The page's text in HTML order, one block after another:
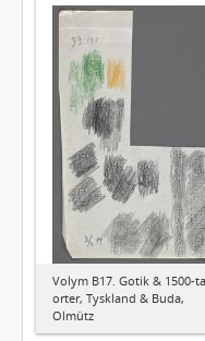
Volym B17. Gotik & 1500-
orter, Tyskland & Buda,
Olmütz